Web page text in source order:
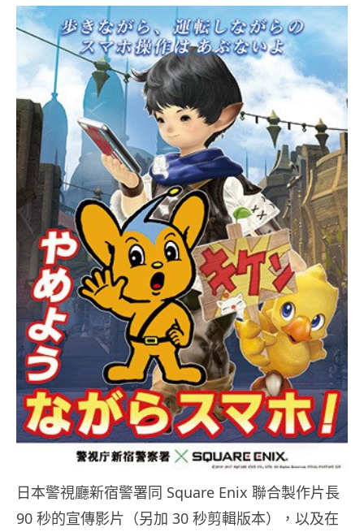
日本警視廳新宿警署同 Square Enix 聯合製作片長
90 秒的宣傳影片（另加 30 秒剪輯版本），以及在